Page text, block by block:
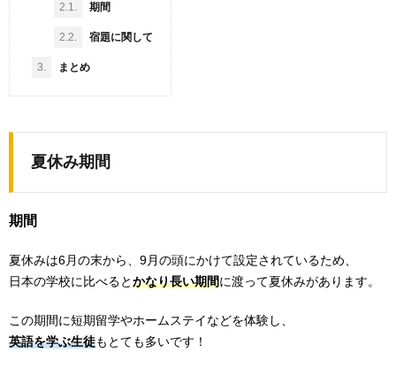
2.1. 期間
2.2. 宿題に関して
3. まとめ
夏休み期間
期間
夏休みは6月の末から、9月の頭にかけて設定されているため、
日本の学校に比べるとかなり長い期間に渡って夏休みがあります。
この期間に短期留学やホームステイなどを体験し、
英語を学ぶ生徒もとても多いです！